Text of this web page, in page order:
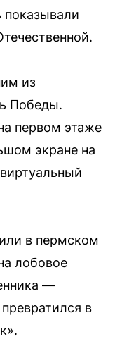
показывали
из
Победы.
первом этаже
экране на
в пермском
лобовое
—
в